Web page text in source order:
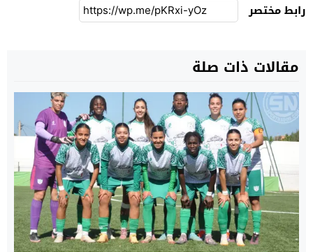
رابط مختصر
مقالات ذات صلة